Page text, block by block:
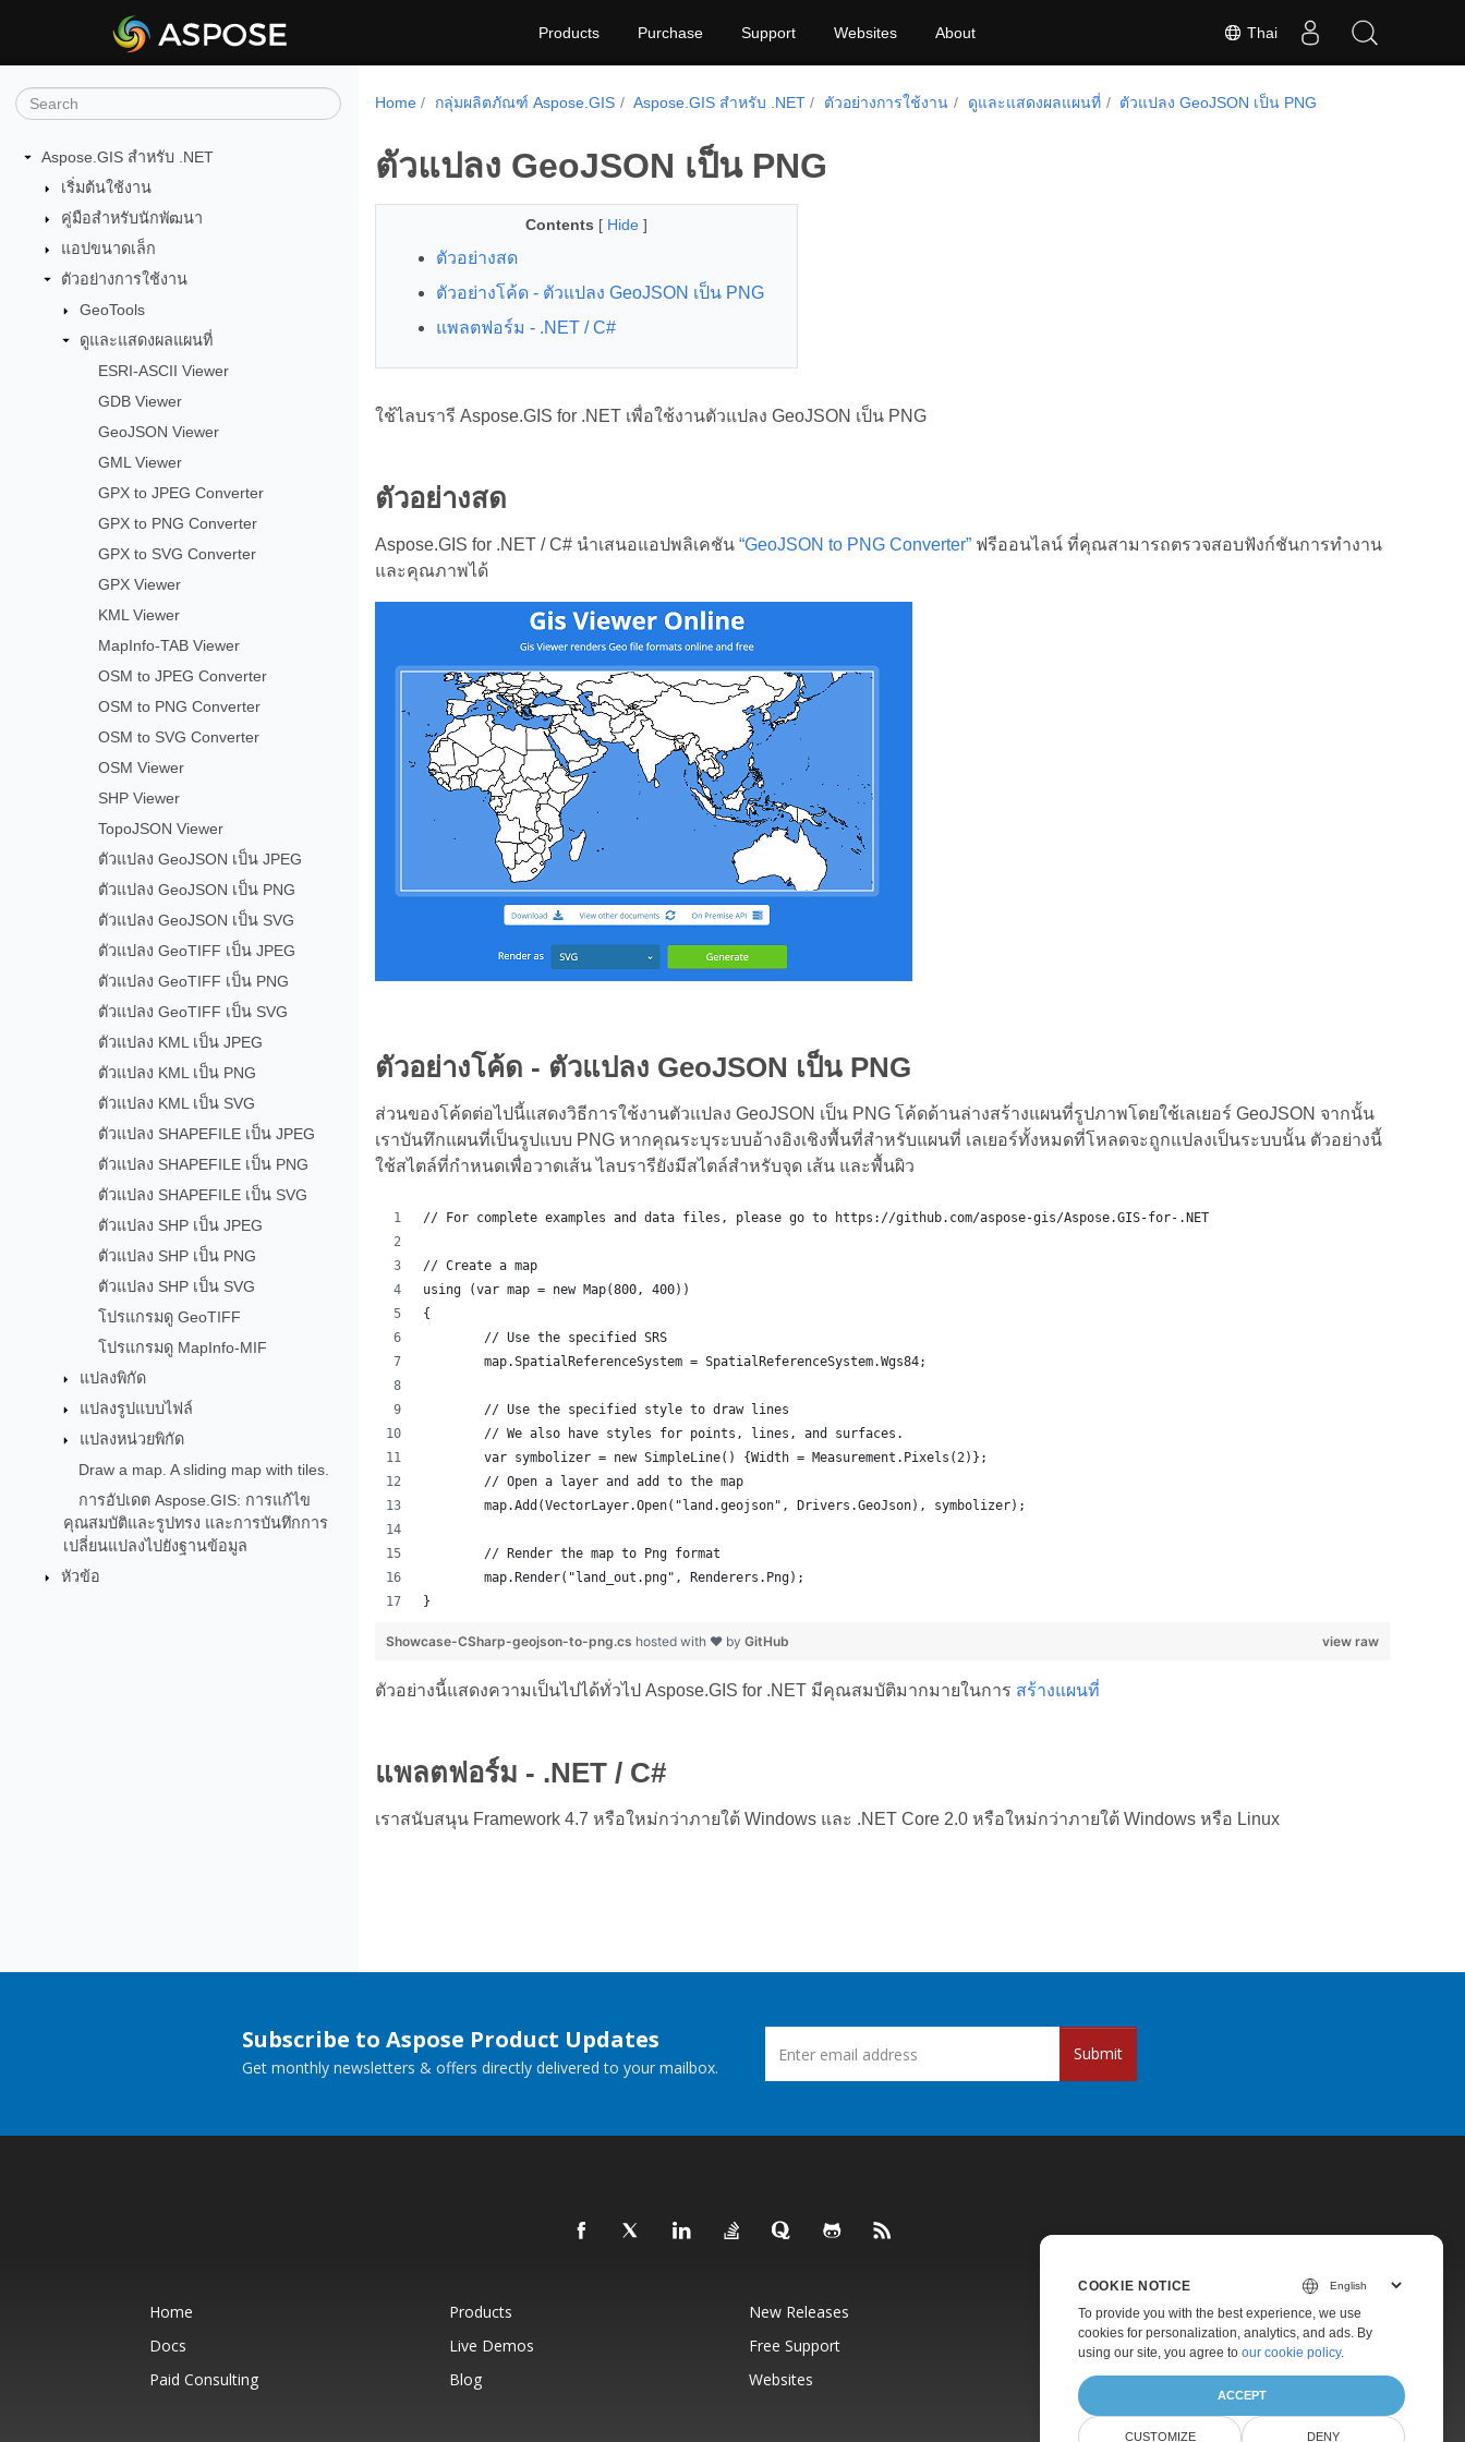
Thai
Products Purchase Support Websites About
Aspose.GIS สำหรับ .NET
เริ่มต้นใช้งาน
คู่มือสำหรับนักพัฒนา
แอปขนาดเล็ก
ตัวอย่างการใช้งาน
GeoTools
ดูและแสดงผลแผนที่
ESRI-ASCII Viewer
GDB Viewer
GeoJSON Viewer
GML Viewer
GPX to JPEG Converter
GPX to PNG Converter
GPX to SVG Converter
GPX Viewer
KML Viewer
MapInfo-TAB Viewer
OSM to JPEG Converter
OSM to PNG Converter
OSM to SVG Converter
OSM Viewer
SHP Viewer
TopoJSON Viewer
ตัวแปลง GeoJSON เป็น JPEG
ตัวแปลง GeoJSON เป็น PNG
ตัวแปลง GeoJSON เป็น SVG
ตัวแปลง GeoTIFF เป็น JPEG
ตัวแปลง GeoTIFF เป็น PNG
ตัวแปลง GeoTIFF เป็น SVG
ตัวแปลง KML เป็น JPEG
ตัวแปลง KML เป็น PNG
ตัวแปลง KML เป็น SVG
ตัวแปลง SHAPEFILE เป็น JPEG
ตัวแปลง SHAPEFILE เป็น PNG
ตัวแปลง SHAPEFILE เป็น SVG
ตัวแปลง SHP เป็น JPEG
ตัวแปลง SHP เป็น PNG
ตัวแปลง SHP เป็น SVG
โปรแกรมดู GeoTIFF
โปรแกรมดู MapInfo-MIF
แปลงพิกัด
แปลงรูปแบบไฟล์
แปลงหน่วยพิกัด
Draw a map. A sliding map with tiles.
การอัปเดต Aspose.GIS: การแก้ไข
คุณสมบัติและรูปทรง และการบันทึกการ
เปลี่ยนแปลงไปยังฐานข้อมูล
หัวข้อ
Home กลุ่มผลิตภัณฑ์ Aspose.GIS Aspose.GIS สำหรับ .NET ตัวอย่างการใช้งาน ดูและแสดงผลแผนที่ ตัวแปลง GeoJSON เป็น PNG
ตัวแปลง GeoJSON เป็น PNG
Contents [ Hide ]
ตัวอย่างสด
ตัวอย่างโค้ด - ตัวแปลง GeoJSON เป็น PNG
แพลตฟอร์ม - .NET / C#
ใช้ไลบรารี Aspose.GIS for .NET เพื่อใช้งานตัวแปลง GeoJSON เป็น PNG
ตัวอย่างสด
Aspose.GIS for .NET / C# นำเสนอแอปพลิเคชัน “GeoJSON to PNG Converter”ฟรีออนไลน์ ที่คุณสามารถตรวจสอบฟังก์ชันการทำงาน
และคุณภาพได้
ตัวอย่างโค้ด - ตัวแปลง GeoJSON เป็น PNG
ส่วนของโค้ดต่อไปนี้แสดงวิธีการใช้งานตัวแปลง GeoJSON เป็น PNG โค้ดด้านล่างสร้างแผนที่รูปภาพโดยใช้เลเยอร์ GeoJSON จากนั้น
เราบันทึกแผนที่เป็นรูปแบบ PNG หากคุณระบุระบบอ้างอิงเชิงพื้นที่สำหรับแผนที่ เลเยอร์ทั้งหมดที่โหลดจะถูกแปลงเป็นระบบนั้น ตัวอย่างนี้
ใช้สไตล์ที่กำหนดเพื่อวาดเส้น ไลบรารียังมีสไตล์สำหรับจุด เส้น และพื้นผิว
// For complete examples and data files, please go to https://github.com/aspose-gis/Aspose.GIS-for-.NET
// Create a map
using (var map = new Map(800, 400))
{
	// Use the specified SRS
	map.SpatialReferenceSystem = SpatialReferenceSystem.Wgs84;
	// Use the specified style to draw lines
	// We also have styles for points, lines, and surfaces.
	var symbolizer = new SimpleLine() {Width = Measurement.Pixels(2)};
	// Open a layer and add to the map
	map.Add(VectorLayer.Open("land.geojson", Drivers.GeoJson), symbolizer);
	// Render the map to Png format
	map.Render("land_out.png", Renderers.Png);
}
view raw
Showcase-CSharp-geojson-to-png.cs hosted with ❤ by GitHub
ตัวอย่างนี้แสดงความเป็นไปได้ทั่วไป Aspose.GIS for .NET มีคุณสมบัติมากมายในการ สร้างแผนที่
แพลตฟอร์ม - .NET / C#
เราสนับสนุน Framework 4.7 หรือใหม่กว่าภายใต้ Windows และ .NET Core 2.0 หรือใหม่กว่าภายใต้ Windows หรือ Linux
Subscribe to Aspose Product Updates
Get monthly newsletters & offers directly delivered to your mailbox.
Submit
Home Products New Releases
Pricing
Docs
Live Demos Free Support
Paid Support
Paid Consulting
Blog Websites About
COOKIE NOTICE
To provide you with the best experience, we use
cookies for personalization, analytics, and ads. By
using our site, you agree to our cookie policy.
ACCEPT
CUSTOMIZE DENY